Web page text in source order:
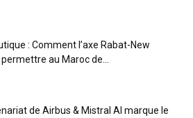
: Comment l’axe Rabat-New
permettre au Maroc de...
de Airbus & Mistral AI marque le